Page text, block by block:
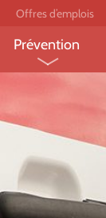
Offres d’emplois
pompier
pompier
Prévention
Prévention
domestiques
Secourisme